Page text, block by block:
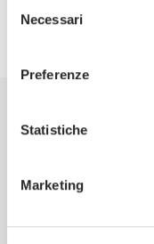
delNecessari
Preferenze
Statistiche
Marketing
Via Mantova,
Seleziona la tua Area
Scarica il catalogo